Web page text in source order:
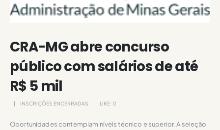
CRA-MG abre concurso
público com salários de até
R$ 5 mil
INSCRIÇÕES ENCERRADAS LIKE: 0
Oportunidades contemplam níveis técnico e superior. A seleção